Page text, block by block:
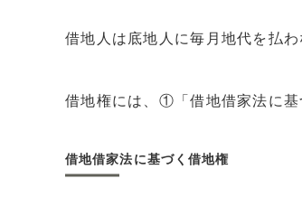
借地人は底地人に毎月地代を払わ
借地権には、①「借地借家法に
借地借家法に基づく借地権